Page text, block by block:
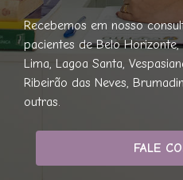
Recebemos em nosso
pacientes de Belo Horizonte,
Lima, Lagoa Santa,
Ribeirão das Neves,
outras.
FALE